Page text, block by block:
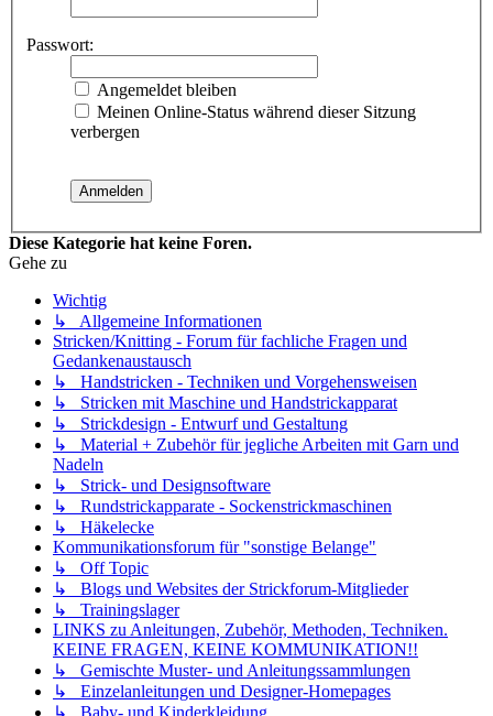
Passwort:
Angemeldet bleiben
Meinen Online-Status während dieser Sitzung
verbergen
Diese Kategorie hat keine Foren.
Gehe zu
Wichtig
↳ Allgemeine Informationen
Stricken/Knitting - Forum für fachliche Fragen und
Gedankenaustausch
↳ Handstricken - Techniken und Vorgehensweisen
↳ Stricken mit Maschine und Handstrickapparat
↳ Strickdesign - Entwurf und Gestaltung
↳ Material + Zubehör für jegliche Arbeiten mit Garn und
Nadeln
↳ Strick- und Designsoftware
↳ Rundstrickapparate - Sockenstrickmaschinen
↳ Häkelecke
Kommunikationsforum für "sonstige Belange"
↳ Off Topic
↳ Blogs und Websites der Strickforum-Mitglieder
↳ Trainingslager
LINKS zu Anleitungen, Zubehör, Methoden, Techniken.
KEINE FRAGEN, KEINE KOMMUNIKATION!!
↳ Gemischte Muster- und Anleitungssammlungen
↳ Einzelanleitungen und Designer-Homepages